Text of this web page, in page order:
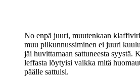
No enpä juuri, muutenkaan
muu pilkunnussiminen ei juuri
jäi huvittamaan sattuneesta syystä.
leffasta löytyisi vaikka mitä
päälle sattuisi.